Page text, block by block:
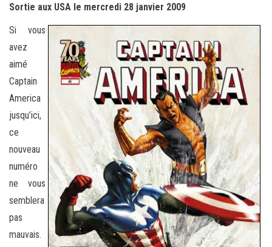
Sortie aux USA le mercredi 28 janvier 2009
Si vous
avez
aimé
Captain
America
jusqu’ici,
ce
nouveau
numéro
ne vous
semblera
pas
mauvais.